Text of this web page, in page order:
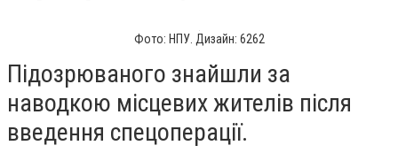
Фото: НПУ. Дизайн: 6262
Підозрюваного знайшли за
наводкою місцевих жителів після
введення спецоперації.